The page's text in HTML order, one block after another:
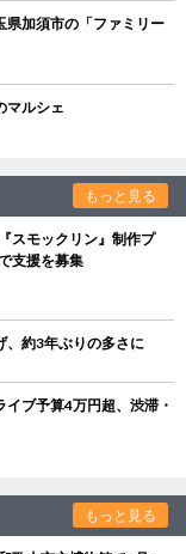
加須市の「ファミリー
マルシェ
もっと見る
スモックリン』制作プ
支援を募集
、約3年ぶりの多さに
ブ予算4万円超、渋滞・
もっと見る